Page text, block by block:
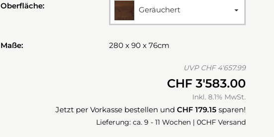
Oberfläche: Geräuchert
Maße: 280 x 90 x 76cm
UVP CHF 4'657.99
CHF 3'583.00
Inkl. 8.1% MwSt.
Jetzt per Vorkasse bestellen und CHF 179.15 sparen!
Lieferung: ca. 9 - 11 Wochen | 0CHF Versand